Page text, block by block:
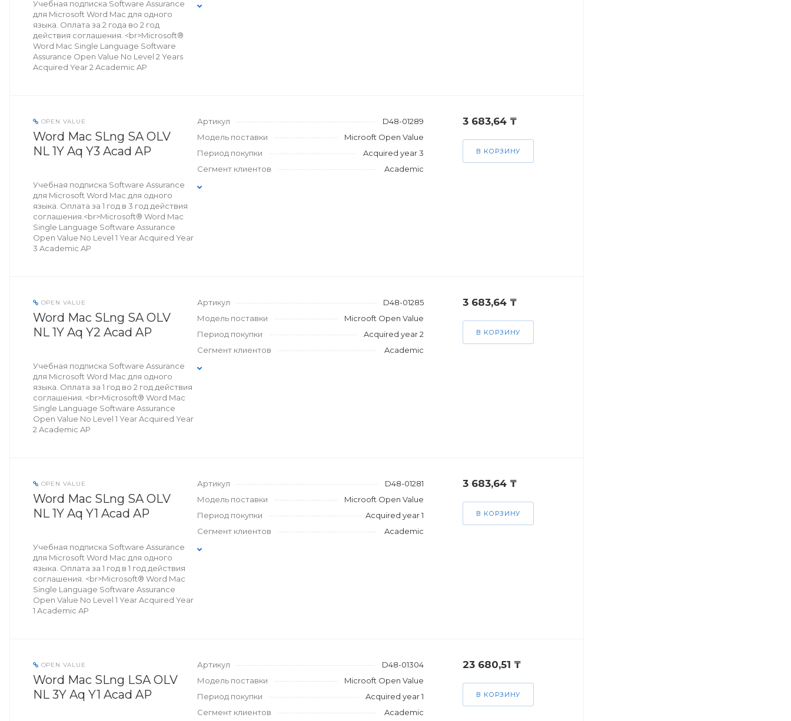
Учебная подписка Software Assurance
для Microsoft Word Mac для одного
языка. Оплата за 2 года во 2 год
действия соглашения. <br>Microsoft®
Word Mac Single Language Software
Assurance Open Value No Level 2 Years
Acquired Year 2 Academic AP
OPEN VALUE
Word Mac SLng SA OLV
NL 1Y Aq Y3 Acad AP
Учебная подписка Software Assurance
для Microsoft Word Mac для одного
языка. Оплата за 1 год в 3 год действия
соглашения.<br>Microsoft® Word Mac
Single Language Software Assurance
Open Value No Level 1 Year Acquired Year
3 Academic AP
Артикул
D48-01289
Модель поставки
Microoft Open Value
Период покупки
Acquired year 3
Сегмент клиентов
Academic
3 683,64 ₸
В КОРЗИНУ
OPEN VALUE
Word Mac SLng SA OLV
NL 1Y Aq Y2 Acad AP
Учебная подписка Software Assurance
для Microsoft Word Mac для одного
языка. Оплата за 1 год во 2 год действия
соглашения. <br>Microsoft® Word Mac
Single Language Software Assurance
Open Value No Level 1 Year Acquired Year
2 Academic AP
Артикул
D48-01285
Модель поставки
Microoft Open Value
Период покупки
Acquired year 2
Сегмент клиентов
Academic
3 683,64 ₸
В КОРЗИНУ
OPEN VALUE
Word Mac SLng SA OLV
NL 1Y Aq Y1 Acad AP
Учебная подписка Software Assurance
для Microsoft Word Mac для одного
языка. Оплата за 1 год в 1 год действия
соглашения. <br>Microsoft® Word Mac
Single Language Software Assurance
Open Value No Level 1 Year Acquired Year
1 Academic AP
Артикул
D48-01281
Модель поставки
Microoft Open Value
Период покупки
Acquired year 1
Сегмент клиентов
Academic
3 683,64 ₸
В КОРЗИНУ
OPEN VALUE
Word Mac SLng LSA OLV
NL 3Y Aq Y1 Acad AP
Артикул
D48-01304
Модель поставки
Microoft Open Value
Период покупки
Acquired year 1
Сегмент клиентов
Academic
23 680,51 ₸
В КОРЗИНУ